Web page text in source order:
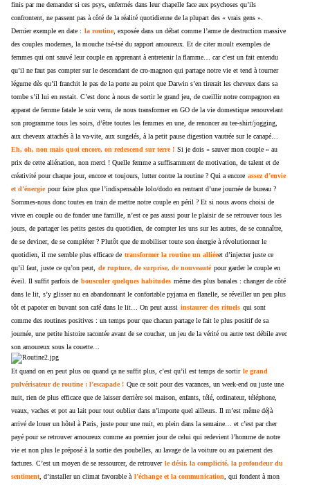
finis par me demander si ces psys, enfermés dans leur chapelle face aux psychoses qu’ils
confrontent, ne passent pas à côté de la réalité quotidienne de la plupart des « vrais gens ».
Dernier exemple en date : la routine, exposée dans un débat comme l’arme de destruction massive
des couples modernes, la mouche tsé-tsé du rapport amoureux. Et de citer moult exemples de
femmes qui ont sauvé leur couple en apprenant à entretenir la flamme… car c’est un fait entendu
qu’il ne faut pas compter sur le descendant de cro-magnon qui partage notre vie et tend à tourner
légume dès qu’il franchit le pas de la porte au point que Darwin s’en tirerait les cheveux dans sa
tombe s’il lui en restait. C’est donc à nous de sortir le grand jeu, de cueillir notre compagnon en
apparat de femme fatale le soir venu, de nous transformer en GO de la vie domestique renouvelant
son programme tous les soirs, d’être toutes les femmes en une, de renoncer au tee-shirt/jogging,
aux cheveux attachés à la va-vite, aux surgelés, à la petit pause digestion vautrée sur le canapé…
Eh, oh, non mais quoi encore, on redescend sur terre ! Si je dois « sauver mon couple » au
prix de cette aliénation, non merci ! Quelle femme a suffisamment de motivation, de talent et de
créativité pour chaque jour, encore et toujours, lutter contre la routine ? Qui a encore assez d’envie
et d’énergie pour faire plus que l’indispensable lolo/dodo en rentrant d’une journée de bureau ?
Sommes-nous donc toutes en train de mettre notre couple en péril ? Et si nous avons choisi de
vivre en couple ou de fonder une famille, n’est ce pas aussi pour le plaisir de se retrouver tous les
jours, de partager les petits gestes du quotidien, de compter les uns sur les autres, de se connaître,
de se deviner, de se compléter ? Plutôt que de mobiliser toute son énergie à révolutionner le
quotidien, il me semble plus efficace de transformer la routine un alliéeet d’injecter juste ce
qu’il faut, juste ce qu’on peut,
de rupture, de surprise, de nouveauté pour garder le couple en
éveil. Il suffit parfois de bousculer quelques habitudes même des plus banales : changer de côté
dans le lit, s’y glisser nu en abandonnant le confortable pyjama en flanelle, se réveiller un peu plus
tôt et papoter en buvant son café dans le lit… On peut aussi instaurer des rituels qui sont
comme des routines positives : un temps pour que chacun partage le fait le plus positif de sa
journée, une petite histoire racontée avant de se coucher, un jeu de la vérité ou autre test débile avec
son amoureux sous la couette…
Et quand on en peut plus ou quand ça ne suffit plus, c’est qu’il est temps de sortir le grand
pulvérisateur de routine : l’escapade ! Que ce soit pour des vacances, un week-end ou juste une
nuit, rien de plus efficace que de laisser derrière soi maison, enfants, télé, ordinateur, téléphone,
veaux, vaches et pot au lait pour tout oublier dans n’importe quel ailleurs. Il m’est même déjà
arrivé de louer un hôtel à Paris, juste pour une nuit, en plein dans la semaine… et c’est par cher
payé pour se retrouver amoureux comme au premier jour de celui qui redevient l’homme de notre
vie et non plus le préposé à la sortie des poubelles, au lavage de la voiture ou au paiement des
factures. C’est un moyen de se ressourcer, de retrouver le désir, la complicité, la profondeur du
sentiment , d’installer un climat favorable à l’échange et la communication , qui fondent à mon